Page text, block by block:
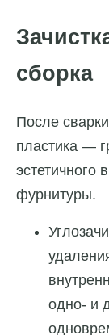
сборка
После
пластика —
эстетичного
фурнитуры.
одно- и